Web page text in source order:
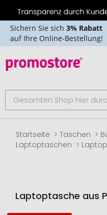
Sichern Sie sich 3% Rabatt
auf Ihre Online-Bestellung!
Startseite Taschen
Laptoptaschen
Laptoptasche aus